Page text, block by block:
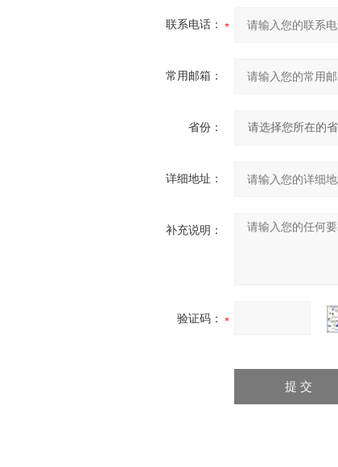
联系电话：
常用邮箱：
省份：
详细地址：
补充说明：
验证码：